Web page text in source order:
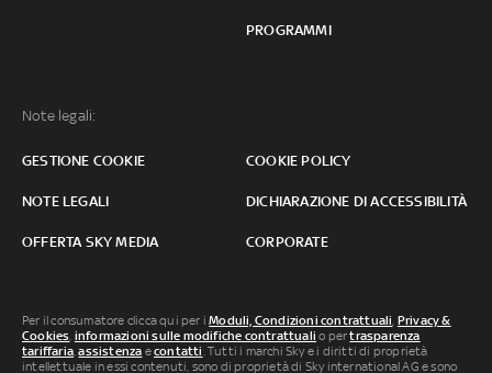
PROGRAMMI
Note legali:
GESTIONE COOKIE COOKIE POLICY
NOTE LEGALI DICHIARAZIONE DI ACCESSIBILITÀ
OFFERTA SKY MEDIA CORPORATE
Per il consumatore clicca qui per iModuli, Condizioni contrattuali, Privacy &
Cookies, informazioni sulle modifiche contrattuali o pertrasparenza
tariffaria,assistenza econtatti. Tutti i marchi Sky e i diritti di proprietà
intellettuale in essi contenuti, sono di proprietà di Sky international AG e sono